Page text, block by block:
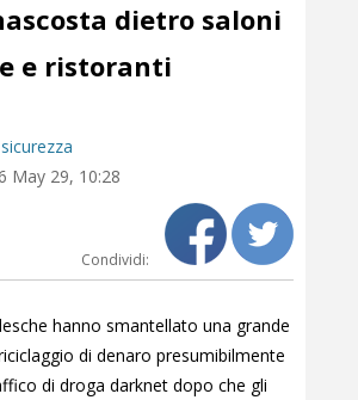
dietro saloni
e ristoranti
May 29, 10:28
Condividi:
hanno smantellato una grande
di denaro presumibilmente
di droga darknet dopo che gli